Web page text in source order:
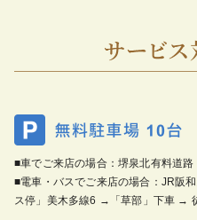
■車でご来店の場合：堺泉北有料道
■電車・バスでご来店の場合：JR阪
ス停」美木多線6 →「草部」下車 →